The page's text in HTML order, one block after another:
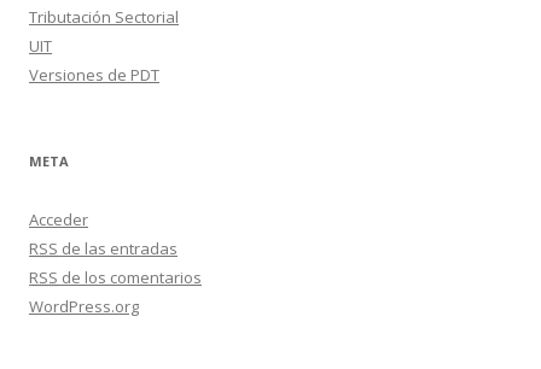
Tributación Sectorial
UIT
Versiones de PDT
META
Acceder
RSS de las entradas
RSS de los comentarios
WordPress.org